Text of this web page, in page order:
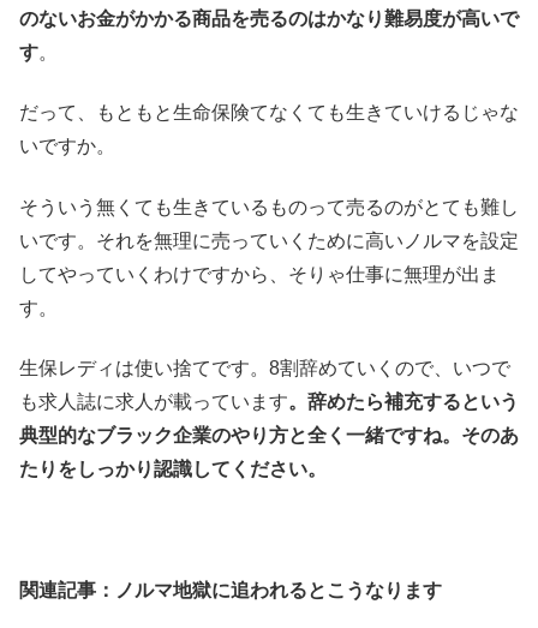
のないお金がかかる商品を売るのはかなり難易度が高いで
す。
だって、もともと生命保険てなくても生きていけるじゃな
いですか。
そういう無くても生きているものって売るのがとても難し
いです。それを無理に売っていくために高いノルマを設定
してやっていくわけですから、そりゃ仕事に無理が出ま
す。
生保レディは使い捨てです。8割辞めていくので、いつで
も求人誌に求人が載っています。辞めたら補充するという
典型的なブラック企業のやり方と全く一緒ですね。そのあ
たりをしっかり認識してください。
関連記事：ノルマ地獄に追われるとこうなります